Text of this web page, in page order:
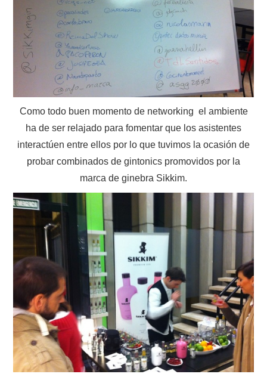
Como todo buen momento de networking el ambiente
ha de ser relajado para fomentar que los asistentes
interactúen entre ellos por lo que tuvimos la ocasión de
probar combinados de gintonics promovidos por la
marca de ginebra Sikkim.